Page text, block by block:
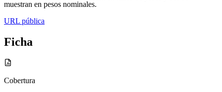
muestran en pesos nominales.
URL pública
Ficha
Cobertura